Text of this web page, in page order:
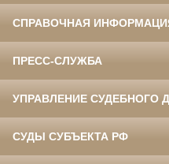
СПРАВОЧНАЯ
ПРЕСС-СЛУЖБА
УПРАВЛЕНИЕ СУДЕБНОГО
СУДЫ СУБЪЕКТА РФ